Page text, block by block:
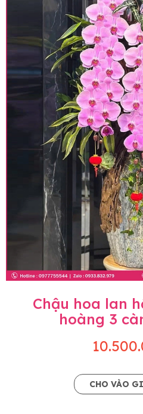
Chậu hoa lan
hoàng 3
CHO VÀO